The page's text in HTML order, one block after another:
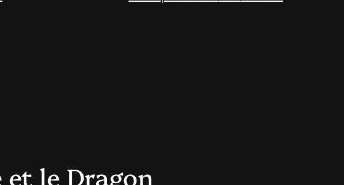
et le Dragon